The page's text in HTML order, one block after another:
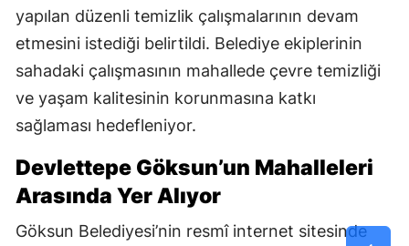
yapılan düzenli temizlik çalışmalarının devam
etmesini istediği belirtildi. Belediye ekiplerinin
sahadaki çalışmasının mahallede çevre temizliği
ve yaşam kalitesinin korunmasına katkı
sağlaması hedefleniyor.
Devlettepe Göksun’un Mahalleleri
Arasında Yer Alıyor
Göksun Belediyesi’nin resmî internet sitesinde